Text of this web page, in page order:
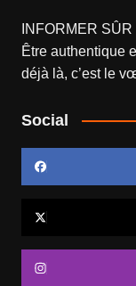
INFORMER SÛR
Être authentique
déjà là, c’est le
Social